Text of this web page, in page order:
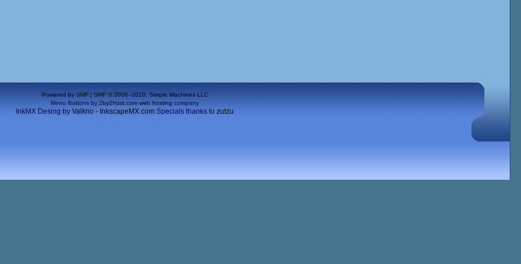
Powered by SMF| SMF © 2006–2010, Simple Machines LLC
Menu Buttons by2by2host.com web hosting company
InkMX Desing byValkno - InkscapeMX.com Specials thanks tozutzu